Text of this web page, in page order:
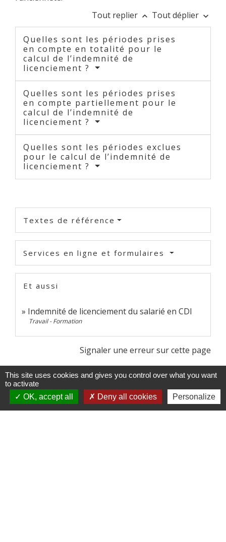
Tout replier keyboard_arrow_up Tout déplier keyboard_arrow_down
Quelles sont les périodes prises
en compte en totalité pour le
calcul de l’indemnité de
licenciement ?
Quelles sont les périodes prises
en compte partiellement pour le
calcul de l’indemnité de
licenciement ?
Quelles sont les périodes exclues
pour le calcul de l’indemnité de
licenciement ?
Textes de référence
Services en ligne et formulaires
Et aussi
Indemnité de licenciement du salarié en CDI
Travail - Formation
Signaler une erreur sur cette page
This site uses cookies and gives you control over what you want
to activate
OK, accept all
Deny all cookies Personalize